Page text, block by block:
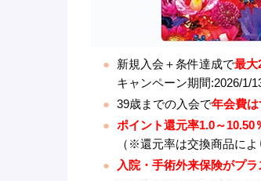
新規入会＋条件達成で最大
キャンペーン期間:2026/1/
39歳までの入会で年会費は
ポイント還元率1.0～10.50
（※還元率は交換商品によ
入院・手術外来保険がプラ